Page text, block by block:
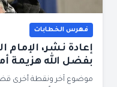
فهرس الخطابات
إعادة نشر،
بفضل الله هزيمة
موضوع آخر ونقطة أخرى